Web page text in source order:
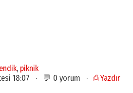
, piknik
18:07 · 💬 0 yorum · ⎙ Yazdır